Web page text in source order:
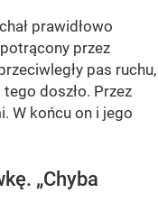
prawidłowo
przez
pas ruchu,
doszło. Przez
W końcu on i jego
„Chyba